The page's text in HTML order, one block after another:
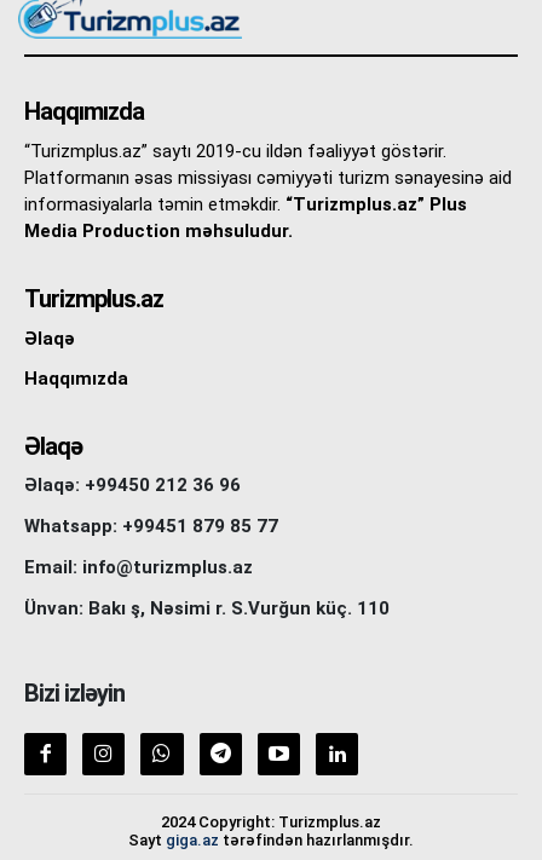
Haqqımızda
“Turizmplus.az” saytı 2019-cu ildən fəaliyyət göstərir.
Platformanın əsas missiyası cəmiyyəti turizm sənayesinə aid
informasiyalarla təmin etməkdir. “Turizmplus.az” Plus
Media Production məhsuludur.
Turizmplus.az
Əlaqə
Haqqımızda
Əlaqə
Əlaqə: +99450 212 36 96
Whatsapp: +99451 879 85 77
Email: info@turizmplus.az
Ünvan: Bakı ş, Nəsimi r. S.Vurğun küç. 110
Bizi izləyin
2024 Copyright: Turizmplus.az
Sayt giga.az tərəfindən hazırlanmışdır.